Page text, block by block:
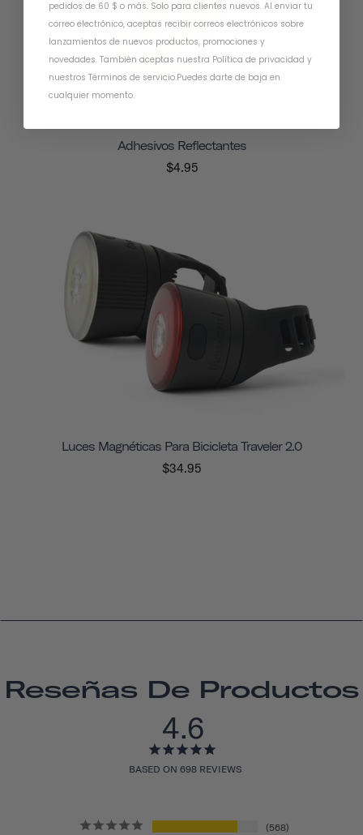
Adhesivos Reflectantes
$4.95
Luces Magnéticas Para Bicicleta Traveler 2.0
$34.95
Reseñas De Productos
4.6
BASED ON 698 REVIEWS
568
pedidos de 60 $ o más. Solo para clientes nuevos. Al enviar tu
correo electrónico, aceptas recibir correos electrónicos sobre
lanzamientos de nuevos productos, promociones y
novedades. También aceptas nuestra Política de privacidad y
nuestros Términos de servicio.Puedes darte de baja en
cualquier momento.